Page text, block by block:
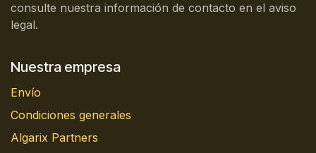
consulte nuestra información de contacto en el aviso
legal.
Nuestra empresa
Envío
Condiciones generales
Algarix Partners